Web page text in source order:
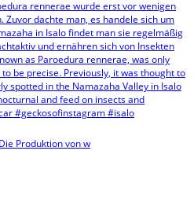
Produktion von w